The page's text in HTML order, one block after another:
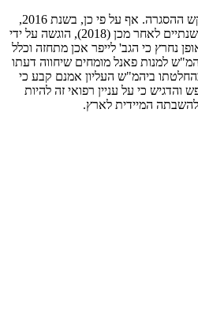
מדובר בתיק תקדימי במספר היבטים, ובראשם העובדה שמעולם בישראל לא הופסקו הליכי הסגרה מפאת אי כשירות לעמוד לדין, ומעולם לא הועלתה ונדונה סוגיית מצבו הנפשי של מבוקש ההסגרה. אף על פי כן, בשנת 2016,
כשנתיים לאחר פתיחת הליכי ההסגרה ובתום דיונים רבים, קבע בית המשפט כי יש להורות על הפסקת ההליכים לנוכח מצבה הנפשי של הגב' לייפר ובקשת הסגרתה לאוסטרליה בוטלה. כשנתיים לאחר מכן (2018), הוגשה על ידי
נחרץ כי הגב' לייפר אכן מתחזה וכלל
למנות פאנל מומחים שיחווה דעתו
ביהמ"ש העליון אמנם קבע כי
כי על עניין רפואי זה להיות
להשבתה המיידית לארץ.